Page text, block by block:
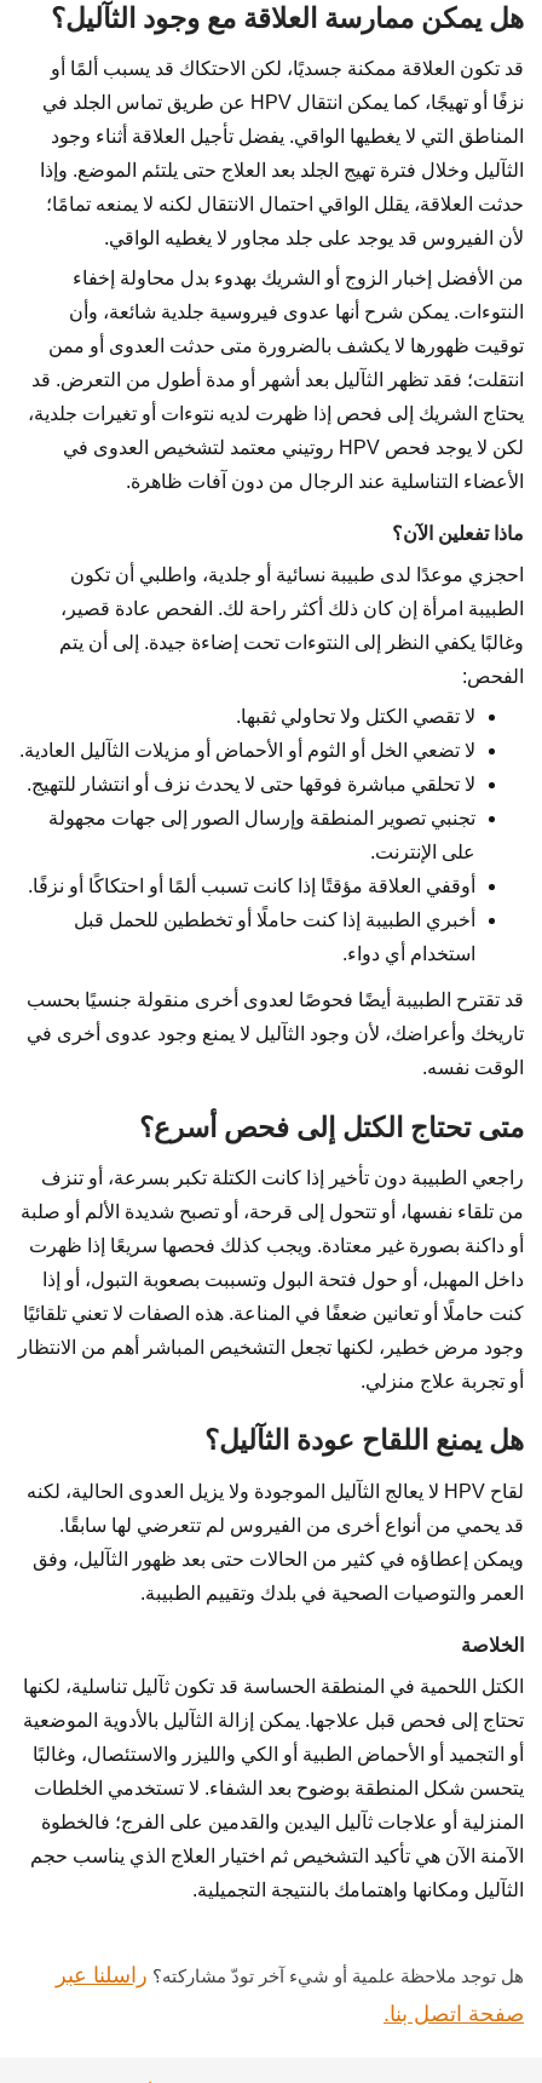
هل يمكن ممارسة العلاقة مع وجود الثآليل؟
قد تكون العلاقة ممكنة جسديًا، لكن الاحتكاك قد يسبب ألمًا أو
نزفًا أو تهيجًا، كما يمكن انتقال HPV عن طريق تماس الجلد في
المناطق التي لا يغطيها الواقي. يفضل تأجيل العلاقة أثناء وجود
الثآليل وخلال فترة تهيج الجلد بعد العلاج حتى يلتئم الموضع. وإذا
حدثت العلاقة، يقلل الواقي احتمال الانتقال لكنه لا يمنعه تمامًا؛
لأن الفيروس قد يوجد على جلد مجاور لا يغطيه الواقي.
من الأفضل إخبار الزوج أو الشريك بهدوء بدل محاولة إخفاء
النتوءات. يمكن شرح أنها عدوى فيروسية جلدية شائعة، وأن
توقيت ظهورها لا يكشف بالضرورة متى حدثت العدوى أو ممن
انتقلت؛ فقد تظهر الثآليل بعد أشهر أو مدة أطول من التعرض. قد
يحتاج الشريك إلى فحص إذا ظهرت لديه نتوءات أو تغيرات جلدية،
لكن لا يوجد فحص HPV روتيني معتمد لتشخيص العدوى في
الأعضاء التناسلية عند الرجال من دون آفات ظاهرة.
ماذا تفعلين الآن؟
احجزي موعدًا لدى طبيبة نسائية أو جلدية، واطلبي أن تكون
الطبيبة امرأة إن كان ذلك أكثر راحة لك. الفحص عادة قصير،
وغالبًا يكفي النظر إلى النتوءات تحت إضاءة جيدة. إلى أن يتم
الفحص:
لا تقصي الكتل ولا تحاولي ثقبها.
لا تضعي الخل أو الثوم أو الأحماض أو مزيلات الثآليل العادية.
لا تحلقي مباشرة فوقها حتى لا يحدث نزف أو انتشار للتهيج.
تجنبي تصوير المنطقة وإرسال الصور إلى جهات مجهولة
على الإنترنت.
أوقفي العلاقة مؤقتًا إذا كانت تسبب ألمًا أو احتكاكًا أو نزفًا.
أخبري الطبيبة إذا كنت حاملًا أو تخططين للحمل قبل
استخدام أي دواء.
قد تقترح الطبيبة أيضًا فحوصًا لعدوى أخرى منقولة جنسيًا بحسب
تاريخك وأعراضك، لأن وجود الثآليل لا يمنع وجود عدوى أخرى في
الوقت نفسه.
متى تحتاج الكتل إلى فحص أسرع؟
راجعي الطبيبة دون تأخير إذا كانت الكتلة تكبر بسرعة، أو تنزف
من تلقاء نفسها، أو تتحول إلى قرحة، أو تصبح شديدة الألم أو صلبة
أو داكنة بصورة غير معتادة. ويجب كذلك فحصها سريعًا إذا ظهرت
داخل المهبل، أو حول فتحة البول وتسببت بصعوبة التبول، أو إذا
كنت حاملًا أو تعانين ضعفًا في المناعة. هذه الصفات لا تعني تلقائيًا
وجود مرض خطير، لكنها تجعل التشخيص المباشر أهم من الانتظار
أو تجربة علاج منزلي.
هل يمنع اللقاح عودة الثآليل؟
لقاح HPV لا يعالج الثآليل الموجودة ولا يزيل العدوى الحالية، لكنه
قد يحمي من أنواع أخرى من الفيروس لم تتعرضي لها سابقًا.
ويمكن إعطاؤه في كثير من الحالات حتى بعد ظهور الثآليل، وفق
العمر والتوصيات الصحية في بلدك وتقييم الطبيبة.
الخلاصة
الكتل اللحمية في المنطقة الحساسة قد تكون ثآليل تناسلية، لكنها
تحتاج إلى فحص قبل علاجها. يمكن إزالة الثآليل بالأدوية الموضعية
أو التجميد أو الأحماض الطبية أو الكي والليزر والاستئصال، وغالبًا
يتحسن شكل المنطقة بوضوح بعد الشفاء. لا تستخدمي الخلطات
المنزلية أو علاجات ثآليل اليدين والقدمين على الفرج؛ فالخطوة
الآمنة الآن هي تأكيد التشخيص ثم اختيار العلاج الذي يناسب حجم
الثآليل ومكانها واهتمامك بالنتيجة التجميلية.
هل توجد ملاحظة علمية أو شيء آخر تودّ مشاركته؟ راسلنا عبر
صفحة اتصل بنا.